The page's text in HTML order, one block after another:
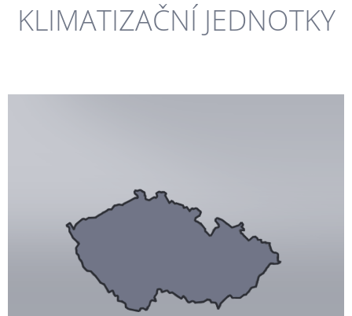
KLIMATIZAČNÍ JEDNOTKY